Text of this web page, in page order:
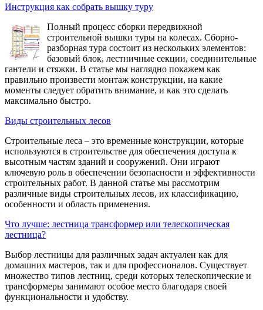
Инструкция как собрать вышку туру
Полный процесс сборки передвижной
строительной вышки туры на колесах. Сборно-
разборная тура состоит из нескольких элементов:
базовый блок, лестничные секции, соединительные
гантели и стяжки. В статье мы наглядно покажем как
правильно произвести монтаж конструкции, на какие
моменты следует обратить внимание, и как это сделать
максимально быстро.
Виды строительных лесов
Строительные леса – это временные конструкции, которые
используются в строительстве для обеспечения доступа к
высотным частям зданий и сооружений. Они играют
ключевую роль в обеспечении безопасности и эффективности
строительных работ. В данной статье мы рассмотрим
различные виды строительных лесов, их классификацию,
особенности и область применения.
Что лучше: лестница трансформер или телескопическая
лестница?
Выбор лестницы для различных задач актуален как для
домашних мастеров, так и для профессионалов. Существует
множество типов лестниц, среди которых телескопические и
трансформеры занимают особое место благодаря своей
функциональности и удобству.